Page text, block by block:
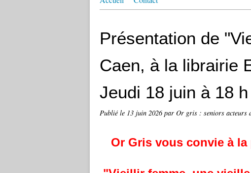
Présentation de
Caen, à la librairie
Jeudi 18 juin à 18
Publié le 13 juin 2026par Or gris : seniors acteurs
Or Gris vous convie à